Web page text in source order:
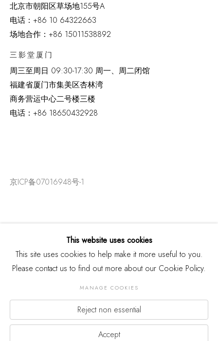
北京市朝阳区草场地155号A
电话： +86 10 64322663
场地合作：+86 15011538892
三影堂厦门
周三至周日 09:30-17:30 周一、周二闭馆
福建省厦门市集美区杏林湾
商务营运中心二号楼三楼
电话： +86 18650432928
京ICP备07016948号-1
版权 2026 THREE SHADOWS
Manage cookies
This website uses cookies
This site uses cookies to help make it more useful to you.
Please contact us to find out more about our Cookie Policy.
MANAGE COOKIES
Reject non essential
Accept